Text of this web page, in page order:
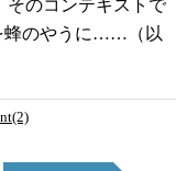
そのコンテキストで
蜂のやうに……（以